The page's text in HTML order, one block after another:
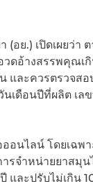
(อย.) เปิดเผยว่
อ้างสรรพคุณเ
และควรตรวจส
เดือนปีที่ผลิต เ
นไลน์ โดยเฉพ
จำหน่ายยาสมุ
ละปรับไม่เกิน